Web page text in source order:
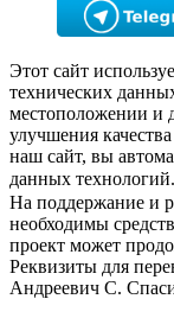
Этот сайт
технических
местоположении и
улучшения
наш сайт, вы
данных технологий.
На поддержание и
необходимы
проект может
Реквизиты для
Андреевич С.